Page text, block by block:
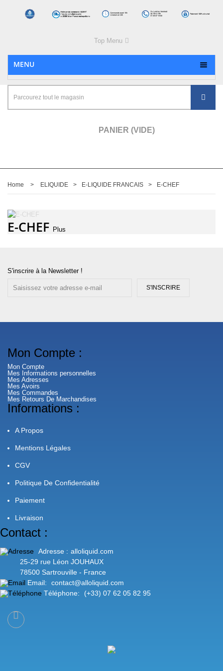
Top Menu
MENU
PANIER (VIDE)
Home > ELIQUIDE > E-LIQUIDE FRANCAIS > E-CHEF
E-CHEF Plus
S'inscrire à la Newsletter !
S'INSCRIRE
Mon Compte :
Mon Compte
Mes Informations personnelles
Mes Adresses
Mes Avoirs
Mes Commandes
Mes Retours De Marchandises
Informations :
A Propos
Mentions Légales
CGV
Politique De Confidentialité
Paiement
Livraison
Contact :
Adresse : alloliquid.com
25-29 rue Léon JOUHAUX
78500 Sartrouville - France
Email:
contact@alloliquid.com
Téléphone:
(+33) 07 62 05 82 95